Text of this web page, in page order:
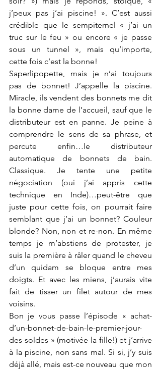
j’peux pas j’ai piscine! ». C’est aussi
crédible que le sempiternel « j’ai un
truc sur le feu » ou encore « je passe
sous un tunnel », mais qu’importe,
cette fois c’est la bonne!
Saperlipopette, mais je n’ai toujours
pas de bonnet! J’appelle la piscine.
Miracle, ils vendent des bonnets me dit
la bonne dame de l’accueil, sauf que le
distributeur est en panne. Je peine à
comprendre le sens de sa phrase, et
percute enfin…le distributeur
automatique de bonnets de bain.
Classique. Je tente une petite
négociation (oui j’ai appris cette
technique en Inde)…peut-être que
juste pour cette fois, on pourrait faire
semblant que j’ai un bonnet? Couleur
blonde? Non, non et re-non. En même
temps je m’abstiens de protester, je
suis la première à râler quand le cheveu
d’un quidam se bloque entre mes
doigts. Et avec les miens, j’aurais vite
fait de tisser un filet autour de mes
voisins.
Bon je vous passe l’épisode « achat-
d’un-bonnet-de-bain-le-premier-jour-
des-soldes » (motivée la fille!) et j’arrive
à la piscine, non sans mal. Si si, j’y suis
déjà allé, mais est-ce nouveau que mon